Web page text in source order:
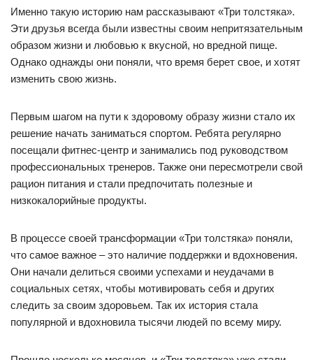
Именно такую историю нам рассказывают «Три толстяка».
Эти друзья всегда были известны своим непритязательным
образом жизни и любовью к вкусной, но вредной пище.
Однако однажды они поняли, что время берет свое, и хотят
изменить свою жизнь.
Первым шагом на пути к здоровому образу жизни стало их
решение начать заниматься спортом. Ребята регулярно
посещали фитнес-центр и занимались под руководством
профессиональных тренеров. Также они пересмотрели свой
рацион питания и стали предпочитать полезные и
низкокалорийные продукты.
В процессе своей трансформации «Три толстяка» поняли,
что самое важное – это наличие поддержки и вдохновения.
Они начали делиться своими успехами и неудачами в
социальных сетях, чтобы мотивировать себя и других
следить за своим здоровьем. Так их история стала
популярной и вдохновила тысячи людей по всему миру.